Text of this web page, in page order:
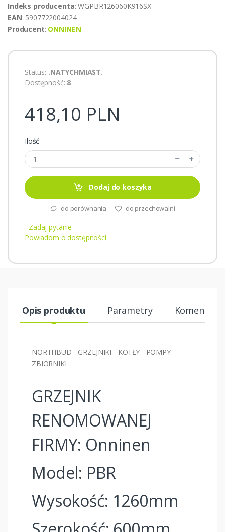
Indeks producenta: WGPBR126060K916SX
EAN: 5907722004024
Producent: ONNINEN
Status: .NATYCHMIAST.
Dostępność: 8
418,10 PLN
Ilość
Dodaj do koszyka
do porównania do przechowalni
Zadaj pytanie
Powiadom o dostępności
Opis produktu Parametry
NORTHBUD - GRZEJNIKI - KOTŁY - POMPY -
ZBIORNIKI
GRZEJNIK
RENOMOWANEJ
FIRMY: Onninen
Model: PBR
Wysokość: 1260mm